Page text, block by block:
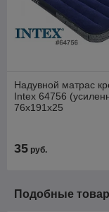
Надувной матрас
Intex 64756
76х191х25
35 руб.
Подобные